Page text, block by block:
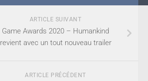
ARTICLE SUIVANT
Game Awards 2020 – Humankind
revient avec un tout nouveau trailer
ARTICLE PRÉCÉDENT